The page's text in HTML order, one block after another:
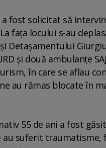
a fost solicitat să
faţa locului s-au
Detaşamentului
şi două ambulanţe
în care se aflau
au rămas blocate în
55 de ani a fost
au suferit